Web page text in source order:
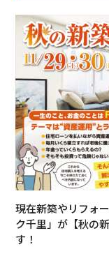
現在新築やリフォ
ク千里」が【秋の
す！